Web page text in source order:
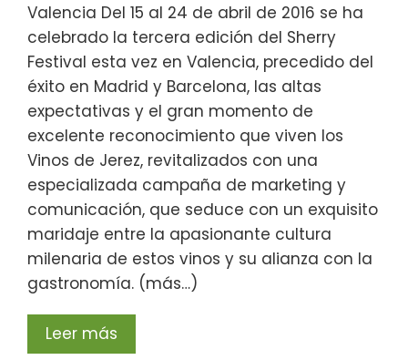
Valencia Del 15 al 24 de abril de 2016 se ha
celebrado la tercera edición del Sherry
Festival esta vez en Valencia, precedido del
éxito en Madrid y Barcelona, las altas
expectativas y el gran momento de
excelente reconocimiento que viven los
Vinos de Jerez, revitalizados con una
especializada campaña de marketing y
comunicación, que seduce con un exquisito
maridaje entre la apasionante cultura
milenaria de estos vinos y su alianza con la
gastronomía. (más…)
Leer más